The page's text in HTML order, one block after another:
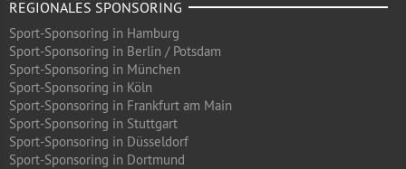
REGIONALES SPONSORING
Sport-Sponsoring in Hamburg
Sport-Sponsoring in Berlin / Potsdam
Sport-Sponsoring in München
Sport-Sponsoring in Köln
Sport-Sponsoring in Frankfurt am Main
Sport-Sponsoring in Stuttgart
Sport-Sponsoring in Düsseldorf
Sport-Sponsoring in Dortmund